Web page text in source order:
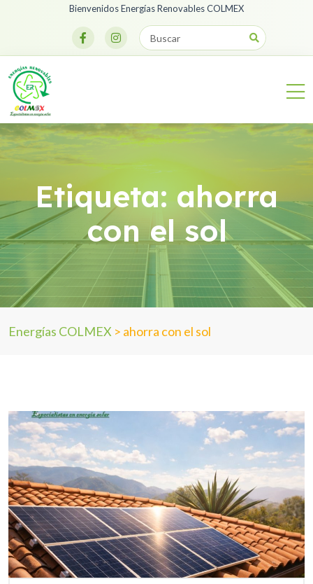
Bienvenidos Energías Renovables COLMEX
Etiqueta: ahorra
con el sol
Energías COLMEX > ahorra con el sol